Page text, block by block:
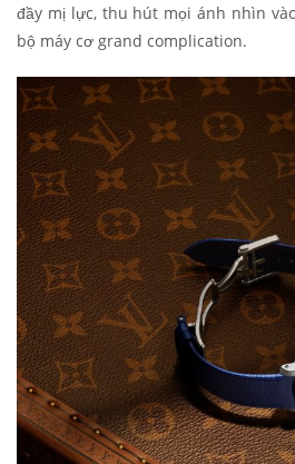
đầy mị lực, thu hút mọi ánh nhìn
bộ máy cơ grand complication.